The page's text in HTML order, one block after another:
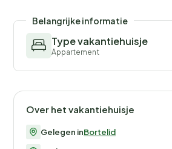
Belangrijke informatie
Type vakantiehuisje
Appartement
Over het vakantiehuisje
Gelegen inBortelid